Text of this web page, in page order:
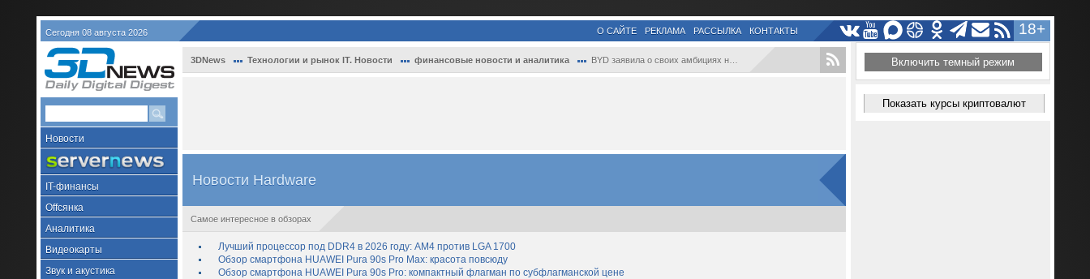
Сегодня 08 августа 2026 18+
О САЙТЕ РЕКЛАМА РАССЫЛКА КОНТАКТЫ
Новости
IT-финансы
Offсянка
Аналитика
Видеокарты
Звук и акустика
3DNews Технологии и рынок IT. Новости финансовые новости и аналитика BYD заявила о своих амбициях на европейс...
Новости Hardware
Самое интересное в обзорах
Лучший процессор под DDR4 в 2026 году: AM4 против LGA 1700
Обзор смартфона HUAWEI Pura 90s Pro Max: красота повсюду
Обзор смартфона HUAWEI Pura 90s Pro: компактный флагман по субфлагманской цене
Включить темный режим
Показать курсы криптовалют